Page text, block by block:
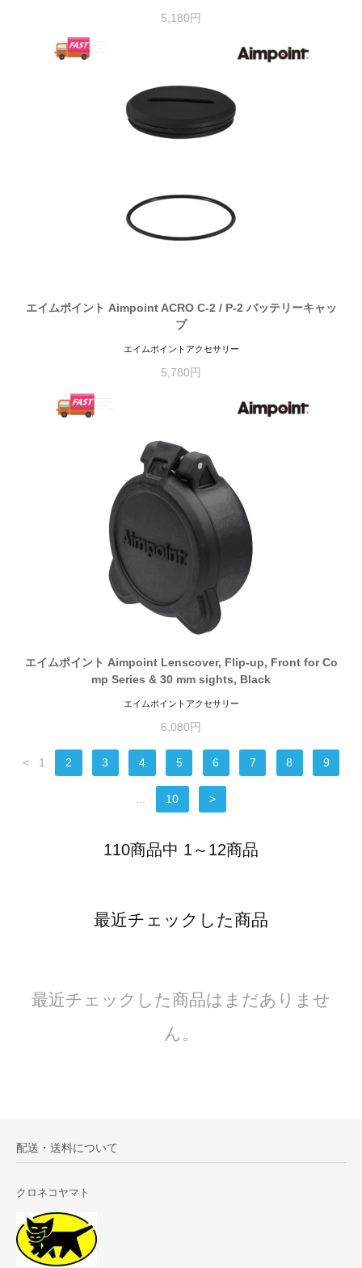
5,180円
エイムポイント Aimpoint ACRO C-2 / P-2 バッテリーキャッ
プ
エイムポイントアクセサリー
5,780円
エイムポイント Aimpoint Lenscover, Flip-up, Front for Co
mp Series & 30 mm sights, Black
エイムポイントアクセサリー
6,080円
< 1 2 3 4 5 6 7 8 9
10 >
110商品中 1～12商品
最近チェックした商品
最近チェックした商品はまだありませ
ん。
配送・送料について
クロネコヤマト